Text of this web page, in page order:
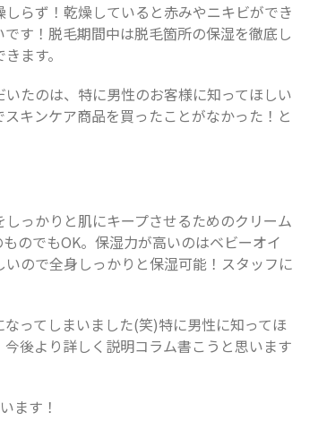
らず！乾燥していると赤みやニキビができ
す！脱毛期間中は脱毛箇所の保湿を徹底し
ます。
たのは、特に男性のお客様に知ってほしい
キンケア商品を買ったことがなかった！と
っかりと肌にキープさせるためのクリーム
のでもOK。保湿力が高いのはベビーオイ
ので全身しっかりと保湿可能！スタッフに
ってしまいました(笑)特に男性に知ってほ
後より詳しく説明コラム書こうと思います
ます！